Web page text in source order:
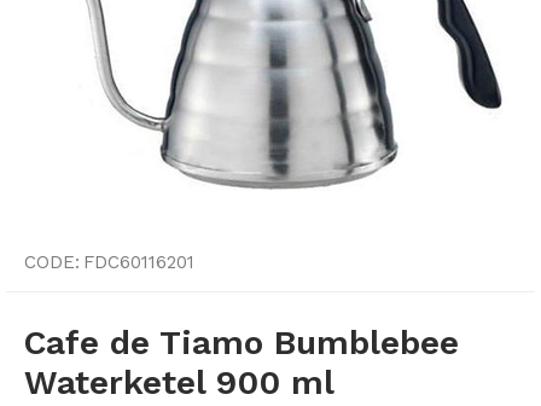
CODE: FDC60116201
Cafe de Tiamo Bumblebee
Waterketel 900 ml